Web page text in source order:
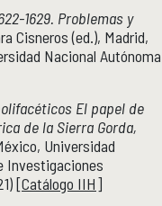
1629. Problemas y
Cisneros (ed.), Madrid,
Nacional Autónoma
El papel de
de la Sierra Gorda,
Universidad
Investigaciones
[Catálogo IIH]